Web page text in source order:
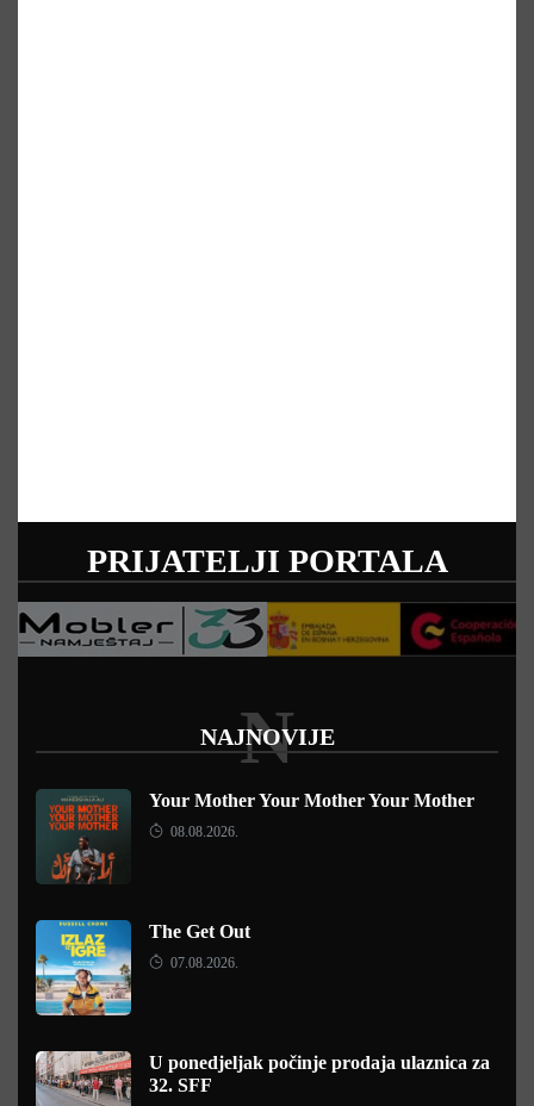
PRIJATELJI PORTALA
NAJNOVIJE
N
Your Mother Your Mother Your Mother
08.08.2026.
The Get Out
07.08.2026.
U ponedjeljak počinje prodaja ulaznica za
32. SFF